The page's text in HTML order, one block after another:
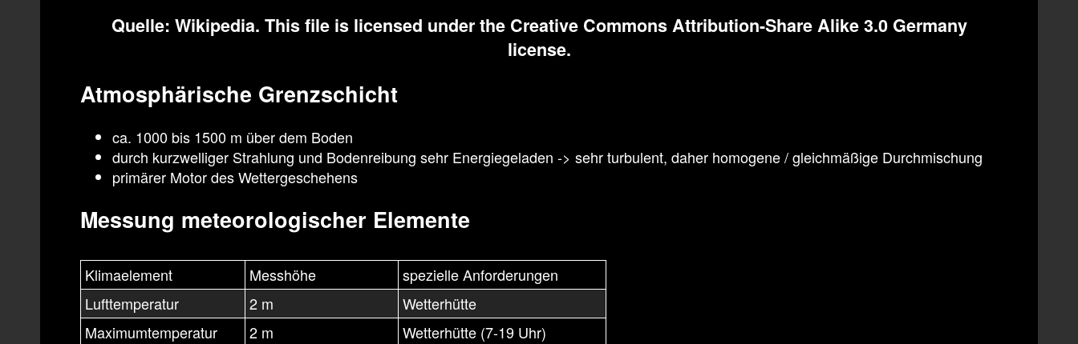
Quelle: Wikipedia. This file is licensed under the Creative Commons Attribution-Share Alike 3.0 Germany
license.
Atmosphärische Grenzschicht
ca. 1000 bis 1500 m über dem Boden
durch kurzwelliger Strahlung und Bodenreibung sehr Energiegeladen -> sehr turbulent, daher homogene / gleichmäßige Durchmischung
primärer Motor des Wettergeschehens
Messung meteorologischer Elemente
Klimaelement Messhöhe
spezielle Anforderungen
Lufttemperatur
2 m
Wetterhütte
Maximumtemperatur
2 m
Wetterhütte (7-19 Uhr)